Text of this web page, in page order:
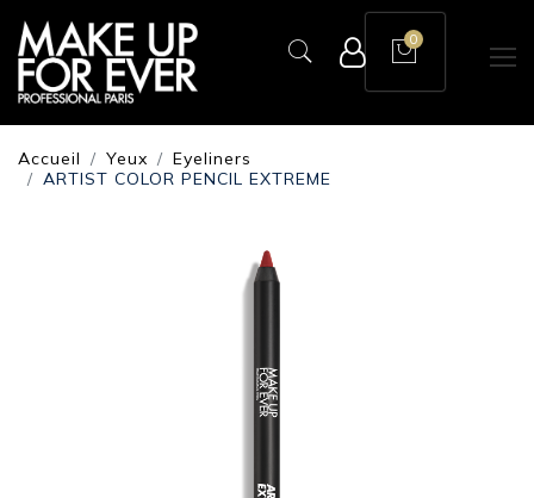
0
Accueil Yeux
Eyeliners
ARTIST COLOR PENCIL EXTREME